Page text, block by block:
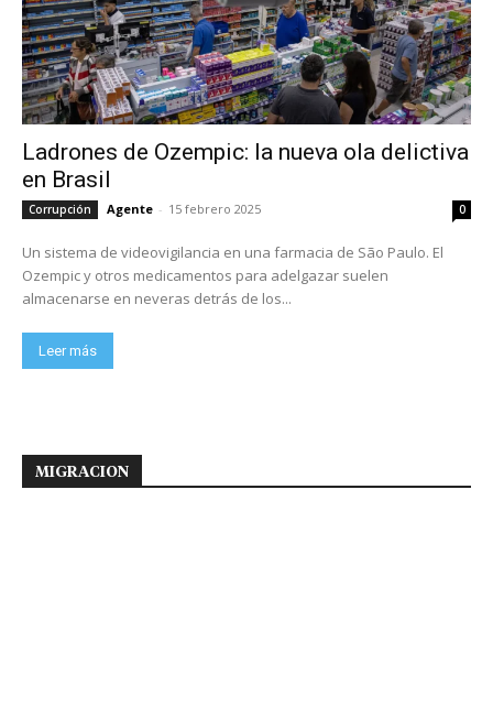
Ladrones de Ozempic: la nueva ola delictiva
en Brasil
Corrupción Agente - 15 febrero 2025 0
Un sistema de videovigilancia en una farmacia de São Paulo. El
Ozempic y otros medicamentos para adelgazar suelen
almacenarse en neveras detrás de los...
Leer más
MIGRACION